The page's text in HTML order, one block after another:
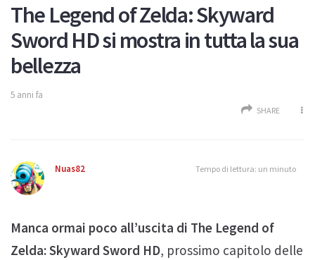
The Legend of Zelda: Skyward
Sword HD si mostra in tutta la sua
bellezza
5 anni fa
SHARE
Nuas82 Tempo di lettura: un minuto
Manca ormai poco all’uscita di The Legend of
Zelda: Skyward Sword HD, prossimo capitolo delle